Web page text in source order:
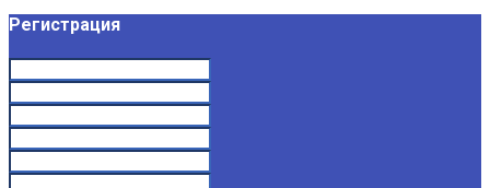
Регистрация